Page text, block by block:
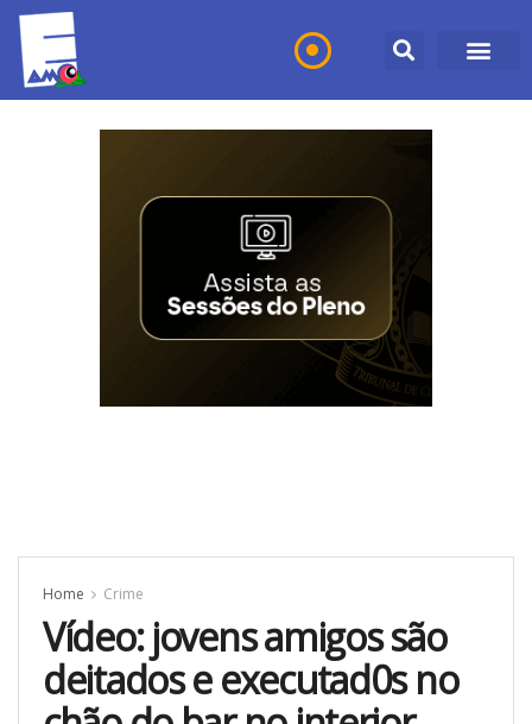
Home Crime
Vídeo: jovens amigos são
deitados e executad0s no